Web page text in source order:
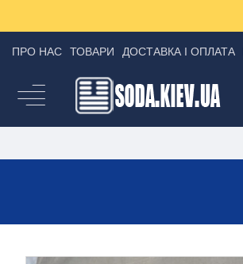
ПРО НАС ТОВАРИ ДОСТАВКА І ОПЛАТА